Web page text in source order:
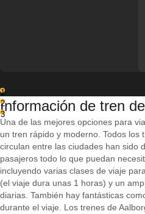
1
2
3
Información de tren
Una de las mejores opciones para
un tren rápido y moderno. Todos los
circulan entre las ciudades han sido
pasajeros todo lo que puedan
incluyendo varias clases de viaje
(el viaje dura unas 1 horas) y un
diarias. También hay fantásticas
durante el viaje. Los trenes de